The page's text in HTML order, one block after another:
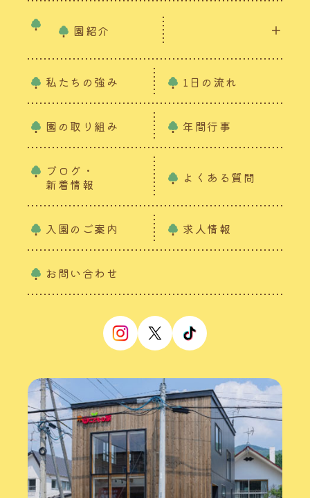
園紹介
私たちの強み 1日の流れ
園の取り組み 年間行事
ブログ・
新着情報
よくある質問
入園のご案内 求人情報
お問い合わせ